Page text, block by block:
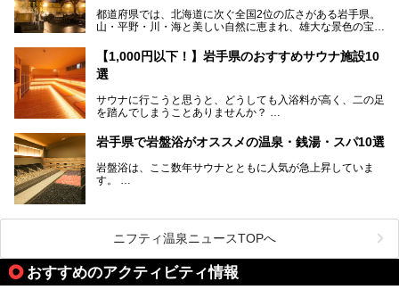
この記事は雫石プリンスホテルのPR記事です。
花巻温泉での日常を忘れられる特別な体験を通じて、いつも
都道府県では、北海道に次ぐ全国2位の広さがある岩手県。
山・平野・川・海と美しい自然に恵まれ、雄大な景色の宝庫
三陸の魚介類などの岩手グルメは全国に知られていますね。
大自然に囲まれた岩手県には、温泉が多く湧き出していま
す。今回は、岩手県でおすすめのスーパー銭湯をご紹介しま
【1,000円以下！】岩手県のおすすめサウナ施設10
選
サウナに行こうと思うと、どうしても入浴料が高く、二の足
を踏んでしまうことありませんか？
そこで値段を抑えた格安でお風呂とサウナを満喫できる充実
の施設を紹介します！
サクッと、月何回もサウナを楽しみたい人にとってはピッタ
リの場所ばかりなんですよ。
岩手県で岩盤浴がオススメの温泉・銭湯・スパ10選
岩盤浴は、ここ数年サウナとともに人気が急上昇していま
す。
今回は、岩手県でおすすめの温泉、銭湯、スパにある岩盤浴
を紹介します！
温度も低めなので、暑いのが苦手な人でも大満足な施設です
ニフティ温泉ニュースTOPへ
おすすめのアクティビティ情報